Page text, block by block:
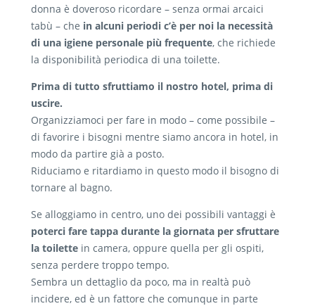
donna è doveroso ricordare – senza ormai arcaici
tabù – che in alcuni periodi c’è per noi la necessità
di una igiene personale più frequente, che richiede
la disponibilità periodica di una toilette.
Prima di tutto sfruttiamo il nostro hotel, prima di
uscire.
Organizziamoci per fare in modo – come possibile –
di favorire i bisogni mentre siamo ancora in hotel, in
modo da partire già a posto.
Riduciamo e ritardiamo in questo modo il bisogno di
tornare al bagno.
Se alloggiamo in centro, uno dei possibili vantaggi è
poterci fare tappa durante la giornata per sfruttare
la toilette in camera, oppure quella per gli ospiti,
senza perdere troppo tempo.
Sembra un dettaglio da poco, ma in realtà può
incidere, ed è un fattore che comunque in parte